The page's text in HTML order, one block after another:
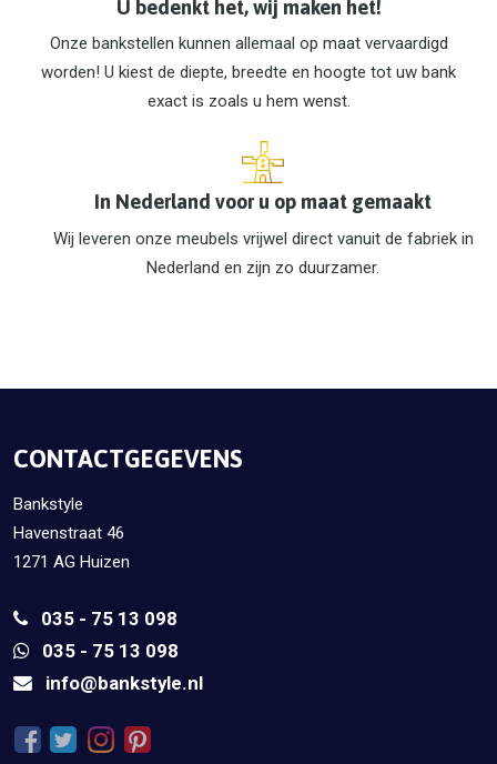
U bedenkt het, wij maken het!
Onze bankstellen kunnen allemaal op maat vervaardigd
worden! U kiest de diepte, breedte en hoogte tot uw bank
exact is zoals u hem wenst.
In Nederland voor u op maat gemaakt
Wij leveren onze meubels vrijwel direct vanuit de fabriek in
Nederland en zijn zo duurzamer.
CONTACTGEGEVENS
Bankstyle
Havenstraat 46
1271 AG Huizen
035 - 75 13 098
035 - 75 13 098
info@bankstyle.nl